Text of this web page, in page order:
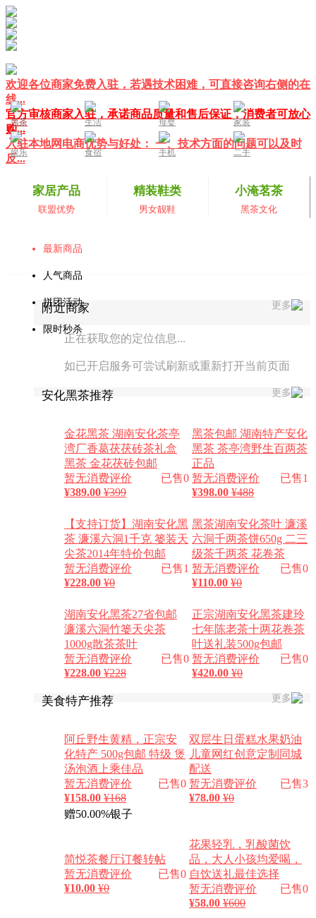
欢迎各位商家免费入驻，若遇技术困难，可直接咨询右侧的在
线...
官方审核商家入驻，承诺商品质量和售后保证，消费者可放心
购...
入驻本地网电商优势与好处： 一、技术方面的问题可以及时
反...
黑茶 生活 母婴 家装
娱乐 食宿 手机 二手
家居产品
联盟优势
精装鞋类
男女靓鞋
小淹茗茶
黑茶文化
最新商品
人气商品
拼团活动
限时秒杀
更多
附近商家
正在获取您的定位信息...
如已开启服务可尝试刷新或重新打开当前页面
更多
安化黑茶推荐
金花黑茶 湖南安化茶亭
湾厂香葛茯茯砖茶礼盒
黑茶 金花茯砖包邮
已售0
暂无消费评价
¥389.00 ¥399
黑茶包邮 湖南特产安化
黑茶 茶亭湾野生百两茶
正品
已售1
暂无消费评价
¥398.00 ¥488
【支持订货】湖南安化黑
茶 濂溪六洞1千克 篓装天
尖茶2014年特价包邮
已售1
暂无消费评价
¥228.00 ¥0
黑茶湖南安化茶叶 濂溪
六洞千两茶饼650g 二三
级茶千两茶 花卷茶
已售0
暂无消费评价
¥110.00 ¥0
湖南安化黑茶27省包邮
濂溪六洞竹篓天尖茶
1000g散茶茶叶
已售0
暂无消费评价
¥228.00 ¥228
正宗湖南安化黑茶建玲
七年陈老茶十两花卷茶
叶送礼装500g包邮
已售0
暂无消费评价
¥420.00 ¥0
更多
美食特产推荐
阿丘野生黄精，正宗安
化特产 500g包邮 特级 煲
汤泡酒上乘佳品
已售0
暂无消费评价
¥158.00 ¥168
双层生日蛋糕水果奶油
儿童网红创意定制同城
配送
已售3
暂无消费评价
¥78.00 ¥0
赠50.00%银子
简悦茶餐厅订餐转帖
已售0
暂无消费评价
¥10.00 ¥0
花果轻乳，乳酸菌饮
品，大人小孩均爱喝，
自饮送礼最佳选择
已售0
暂无消费评价
¥58.00 ¥600